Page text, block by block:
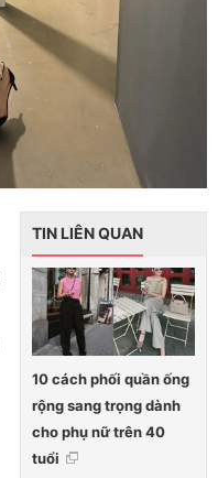
TIN LIÊN QUAN
10 cách phối quần ống
rộng sang trọng dành
cho phụ nữ trên 40
tuổi